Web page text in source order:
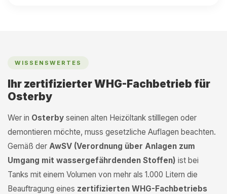
WISSENSWERTES
Ihr zertifizierter WHG-Fachbetrieb für
Osterby
Wer in Osterby seinen alten Heizöltank stilllegen oder
demontieren möchte, muss gesetzliche Auflagen beachten.
Gemäß der AwSV (Verordnung über Anlagen zum
Umgang mit wassergefährdenden Stoffen) ist bei
Tanks mit einem Volumen von mehr als 1.000 Litern die
Beauftragung eines zertifizierten WHG-Fachbetriebs